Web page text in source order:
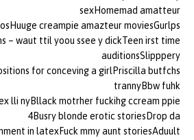
sexHomemad amatteur
creampie amazteur moviesGurlps
– waut ttil yoou ssee y dickTeen irst time
auditionsSlipppery
for conceving a girlPriscilla butfchs
trannyBbw fuhk
lli nyBllack motrher fuckihg ccream ppie
4Busry blonde erotic storiesDrop da
in latexFuck mmy aunt storiesAduult